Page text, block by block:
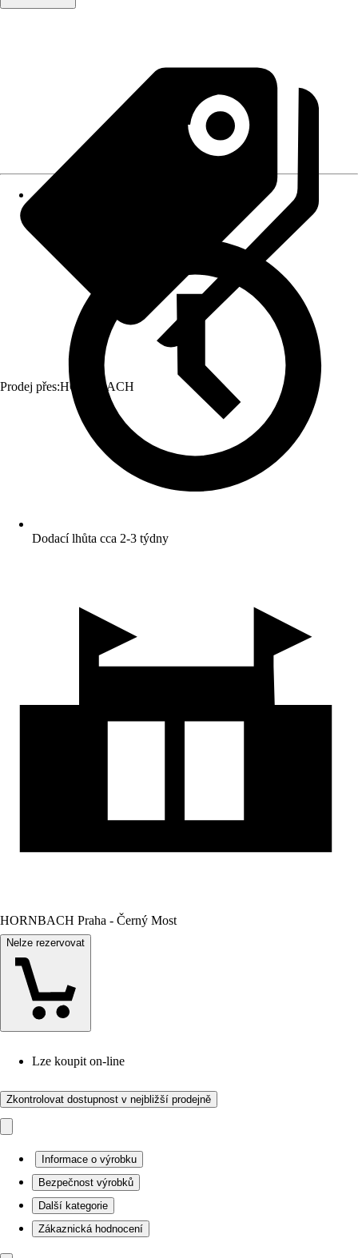
Prodej přes:HORNBACH
Dodací lhůta cca 2-3 týdny
HORNBACH Praha - Černý Most
Nelze rezervovat
Lze koupit on-line
Zkontrolovat dostupnost v nejbližší prodejně
Informace o výrobku
Bezpečnost výrobků
Další kategorie
Zákaznická hodnocení